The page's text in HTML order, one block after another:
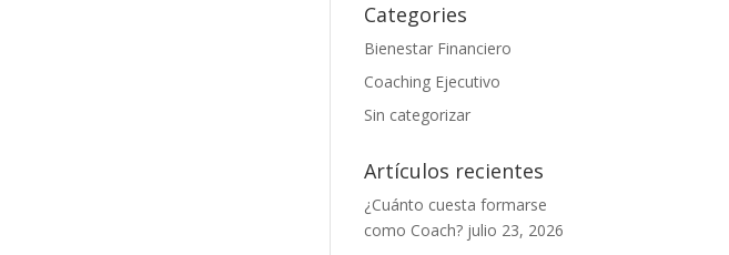
Categories
Bienestar Financiero
Coaching Ejecutivo
Sin categorizar
Artículos recientes
¿Cuánto cuesta formarse
como Coach? julio 23, 2026